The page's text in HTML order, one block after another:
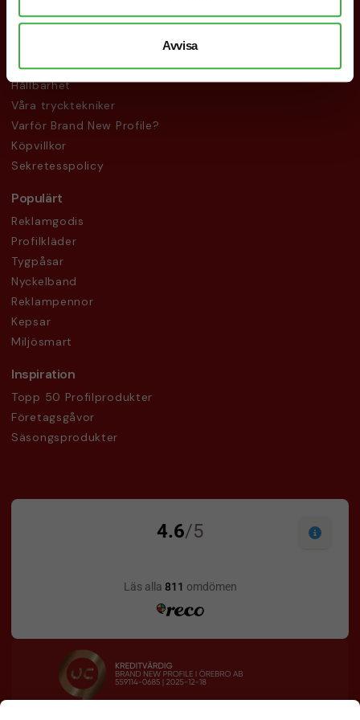
Avvisa
Övrigt
Om oss
Hållbarhet
Våra trycktekniker
Varför Brand New Profile?
Köpvillkor
Sekretesspolicy
Populärt
Reklamgodis
Profilkläder
Tygpåsar
Nyckelband
Reklampennor
Kepsar
Miljösmart
Inspiration
Topp 50 Profilprodukter
Företagsgåvor
Säsongsprodukter